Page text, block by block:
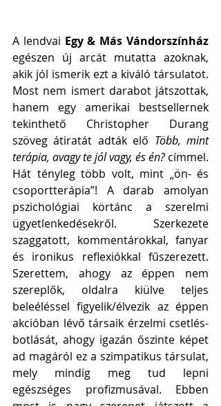
A lendvai Egy & Más Vándorszínház
egészen új arcát mutatta azoknak,
akik jól ismerik ezt a kiváló társulatot.
Most nem ismert darabot játszottak,
hanem egy amerikai bestsellernek
tekinthető Christopher Durang
szöveg átiratát adták elő Több, mint
terápia, avagy te jól vagy, és én? címmel.
Hát tényleg több volt, mint „ön- és
csoportterápia”! A darab amolyan
pszichológiai körtánc a szerelmi
ügyetlenkedésekről. Szerkezete
szaggatott, kommentárokkal, fanyar
és ironikus reflexiókkal fűszerezett.
Szerettem, ahogy az éppen nem
szereplők, oldalra kiülve teljes
beleéléssel figyelik/élvezik az éppen
akcióban lévő társaik érzelmi csetlés-
botlását, ahogy igazán őszinte képet
ad magáról ez a szimpatikus társulat,
mely mindig meg tud lepni
egészséges profizmusával. Ebben